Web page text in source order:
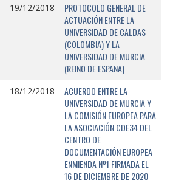
19/12/2018
PROTOCOLO GENERAL DE
ACTUACIÓN ENTRE LA
UNIVERSIDAD DE CALDAS
(COLOMBIA) Y LA
UNIVERSIDAD DE MURCIA
(REINO DE ESPAÑA)
18/12/2018
ACUERDO ENTRE LA
UNIVERSIDAD DE MURCIA Y
LA COMISIÓN EUROPEA PARA
LA ASOCIACIÓN CDE34 DEL
CENTRO DE
DOCUMENTACIÓN EUROPEA
ENMIENDA Nº1 FIRMADA EL
16 DE DICIEMBRE DE 2020